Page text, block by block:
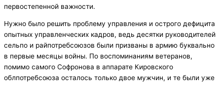
первостепенной важности.
Нужно было решить проблему управления и острого дефицита
опытных управленческих кадров, ведь десятки руководителей
сельпо и райпотребсоюзов были призваны в армию буквально
в первые месяцы войны. По воспоминаниям ветеранов,
помимо самого Софронова в аппарате Кировского
облпотребсоюза осталось только двое мужчин, и те были уже